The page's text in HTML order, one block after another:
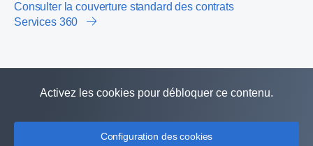
Consulter la couverture standard des contrats
Services 360
Activez les cookies pour débloquer ce contenu.
Configuration des cookies